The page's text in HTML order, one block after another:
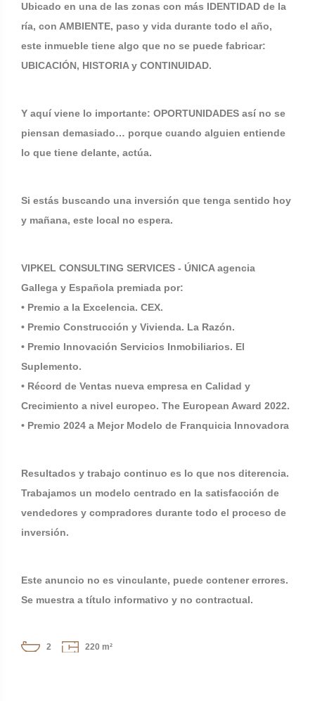
Ubicado en una de las zonas con más IDENTIDAD de la
ría, con AMBIENTE, paso y vida durante todo el año,
este inmueble tiene algo que no se puede fabricar:
UBICACIÓN, HISTORIA y CONTINUIDAD.
Y aquí viene lo importante: OPORTUNIDADES así no se
piensan demasiado… porque cuando alguien entiende
lo que tiene delante, actúa.
Si estás buscando una inversión que tenga sentido hoy
y mañana, este local no espera.
VIPKEL CONSULTING SERVICES - ÚNICA agencia
Gallega y Española premiada por:
• Premio a la Excelencia. CEX.
• Premio Construcción y Vivienda. La Razón.
• Premio Innovación Servicios Inmobiliarios. El
Suplemento.
• Récord de Ventas nueva empresa en Calidad y
Crecimiento a nivel europeo. The European Award 2022.
• Premio 2024 a Mejor Modelo de Franquicia Innovadora
Resultados y trabajo continuo es lo que nos diterencia.
Trabajamos un modelo centrado en la satisfacción de
vendedores y compradores durante todo el proceso de
inversión.
Este anuncio no es vinculante, puede contener errores.
Se muestra a título informativo y no contractual.
2 220 m²